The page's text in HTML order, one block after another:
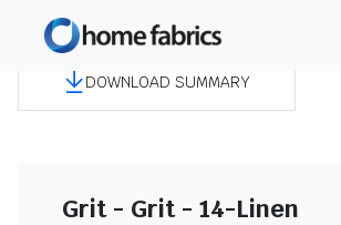
DOWNLOAD SUMMARY
Grit - Grit - 14-Linen